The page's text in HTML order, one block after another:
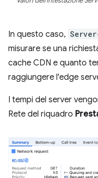
In questo caso,
misurare se una
cache CDN e quanto
raggiungere l'edge
I tempi del server
Rete del riquadro